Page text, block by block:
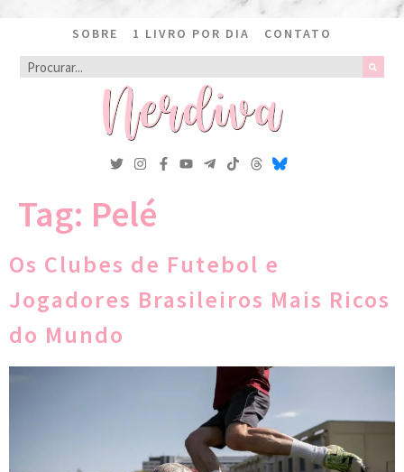
SOBRE 1 LIVRO POR DIA CONTATO
Tag: Pelé
Os Clubes de Futebol e
Jogadores Brasileiros Mais Ricos
do Mundo